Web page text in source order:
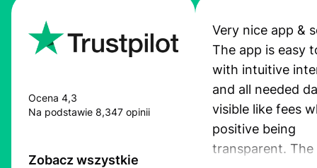
Ocena 4,3
Na podstawie 8,347 opinii
Zobacz wszystkie
Very nice app &
The app is easy
with intuitive
and all needed
visible like fees
positive being
transparent. The